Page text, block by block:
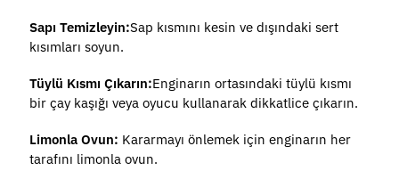
Sapı Temizleyin:Sap kısmını kesin ve dışındaki sert
kısımları soyun.
Tüylü Kısmı Çıkarın:Enginarın ortasındaki tüylü kısmı
bir çay kaşığı veya oyucu kullanarak dikkatlice çıkarın.
Limonla Ovun: Kararmayı önlemek için enginarın her
tarafını limonla ovun.